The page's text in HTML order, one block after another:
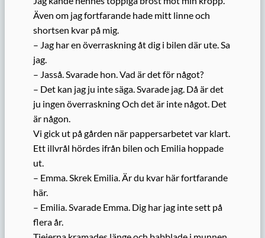
Även om jag fortfarande hade mitt linne och
shortsen kvar på mig.
– Jag har en överraskning åt dig i bilen där ute. Sa
jag.
– Jasså. Svarade hon. Vad är det för något?
– Det kan jag ju inte säga. Svarade jag. Då är det
ju ingen överraskning Och det är inte något. Det
är någon.
Vi gick ut på gården när pappersarbetet var klart.
Ett illvrål hördes ifrån bilen och Emilia hoppade
ut.
– Emma. Skrek Emilia. Är du kvar här fortfarande
här.
– Emilia. Svarade Emma. Dig har jag inte sett på
flera år.